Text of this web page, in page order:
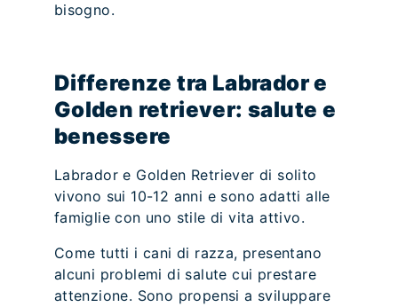
bisogno.
Differenze tra Labrador e
Golden retriever: salute e
benessere
Labrador e Golden Retriever di solito
vivono sui 10-12 anni e sono adatti alle
famiglie con uno stile di vita attivo.
Come tutti i cani di razza, presentano
alcuni problemi di salute cui prestare
attenzione. Sono propensi a sviluppare